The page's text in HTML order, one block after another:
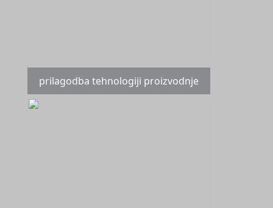
prilagodba tehnologiji proizvodnje